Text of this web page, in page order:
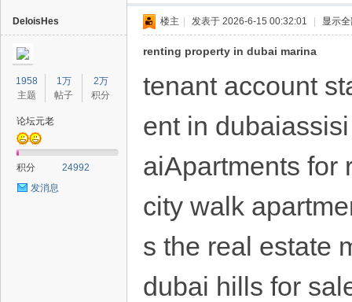
DeloisHes
1958
主题
1万
帖子
2万
积分
论坛元老
积分
24992
发消息
楼主 发表于 2026-6-15 00:32:01 显示
renting property in dubai marina
tenant account
ent in
aiApartments for
city walk
s the real estate
dubai hills for